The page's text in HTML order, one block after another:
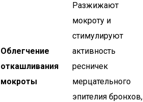
Облегчение
откашливания
мокроты
Разжижают
мокроту и
стимулируют
активность
ресничек
мерцательного
эпителия бронхов,